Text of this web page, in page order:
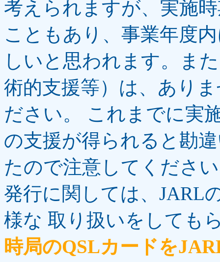
考えられますが、実施
こともあり、事業年度
しいと思われます。ま
術的支援等）は、あり
ださい。 これまでに実
の支援が得られると勘
たので注意してくださ
発行に関しては、JARL
様な 取り扱いをしても
時局のQSLカードを